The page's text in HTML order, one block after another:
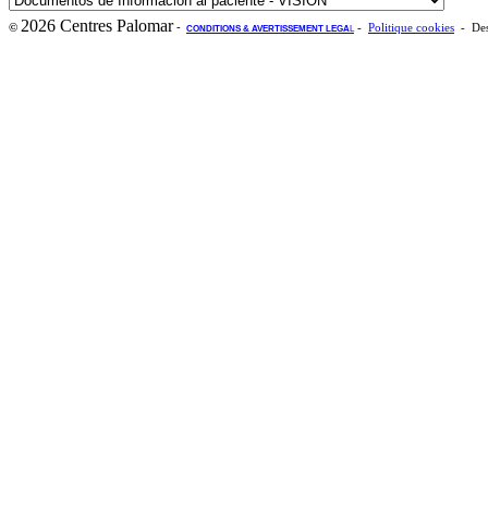
© 2026 Centres Palomar- CONDITIONS & AVERTISSEMENT LEGAL - Politique cookies -